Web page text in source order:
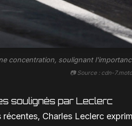
concentration, soulignant
📷 Source : cdn-
soulignés par Leclerc
Charles Leclerc